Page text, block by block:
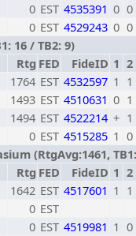
0 EST 4535391 0 0
0 EST 4529243 0 0
16 / TB2: 9)
Rtg FED FideID 1 2
1764 EST 4532597 1 1
1493 EST 4510631 0 1
1494 EST 4522214 + 1
0 EST 4515285 1 0
(RtgAvg:1461,
Rtg FED FideID 1 2
1642 EST 4517601 1 1
0 EST
0 EST 4519981 1 0